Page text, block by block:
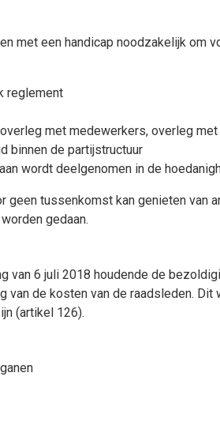
een handicap noodzakelijk om
reglement
met medewerkers, overleg
binnen de partijstructuur
wordt deelgenomen in de
geen tussenkomst kan genieten van
gedaan.
van 6 juli 2018 houdende de
de kosten van de raadsleden.
(artikel 126).